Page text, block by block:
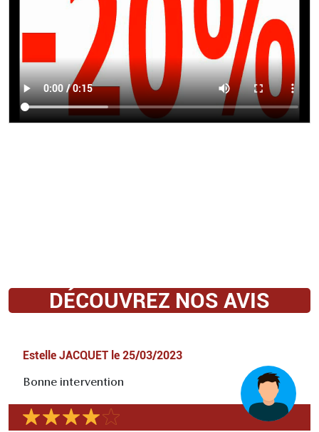
DÉCOUVREZ NOS AVIS
Estelle JACQUET le 25/03/2023
Bonne intervention